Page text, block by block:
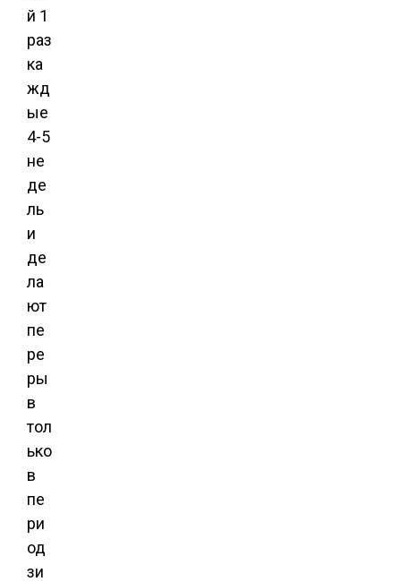
й 1
раз
ка
жд
ые
4-5
не
де
ль
и
де
ла
ют
пе
ре
ры
в
тол
ько
в
пе
ри
од
зи